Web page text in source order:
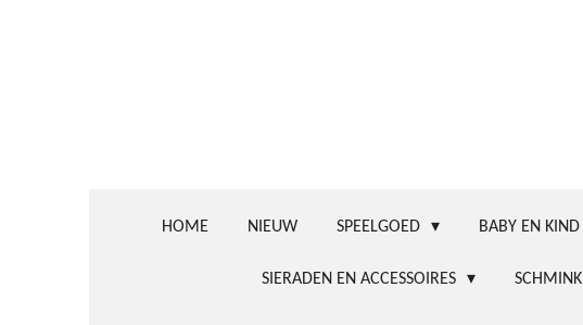
HOME NIEUW SPEELGOED BABY EN KIND
SIERADEN EN ACCESSOIRES SCHMINK